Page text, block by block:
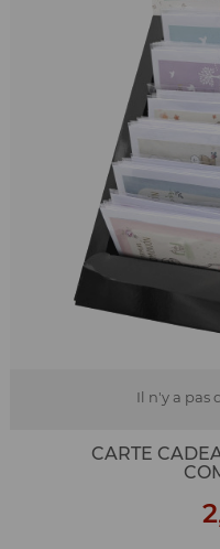
Il n'y a pas
CARTE